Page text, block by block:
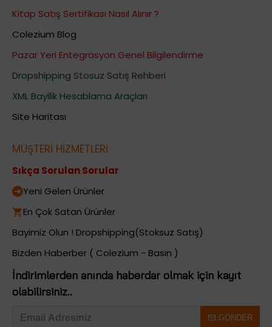
Kitap Satış Sertifikası Nasıl Alınır ?
Colezium Blog
Pazar Yeri Entegrasyon Genel Bilgilendirme
Dropshipping Stosuz Satış Rehberi
XML Bayilik Hesablama Araçları
Site Haritası
MÜŞTERİ HİZMETLERİ
Sıkça Sorulan Sorular
Yeni Gelen Ürünler
En Çok Satan Ürünler
Bayimiz Olun ! Dropshipping(Stoksuz Satış)
Bizden Haberber ( Colezium - Basın )
İndirimlerden anında haberdar olmak için kayıt
olabilirsiniz..
GÖNDER